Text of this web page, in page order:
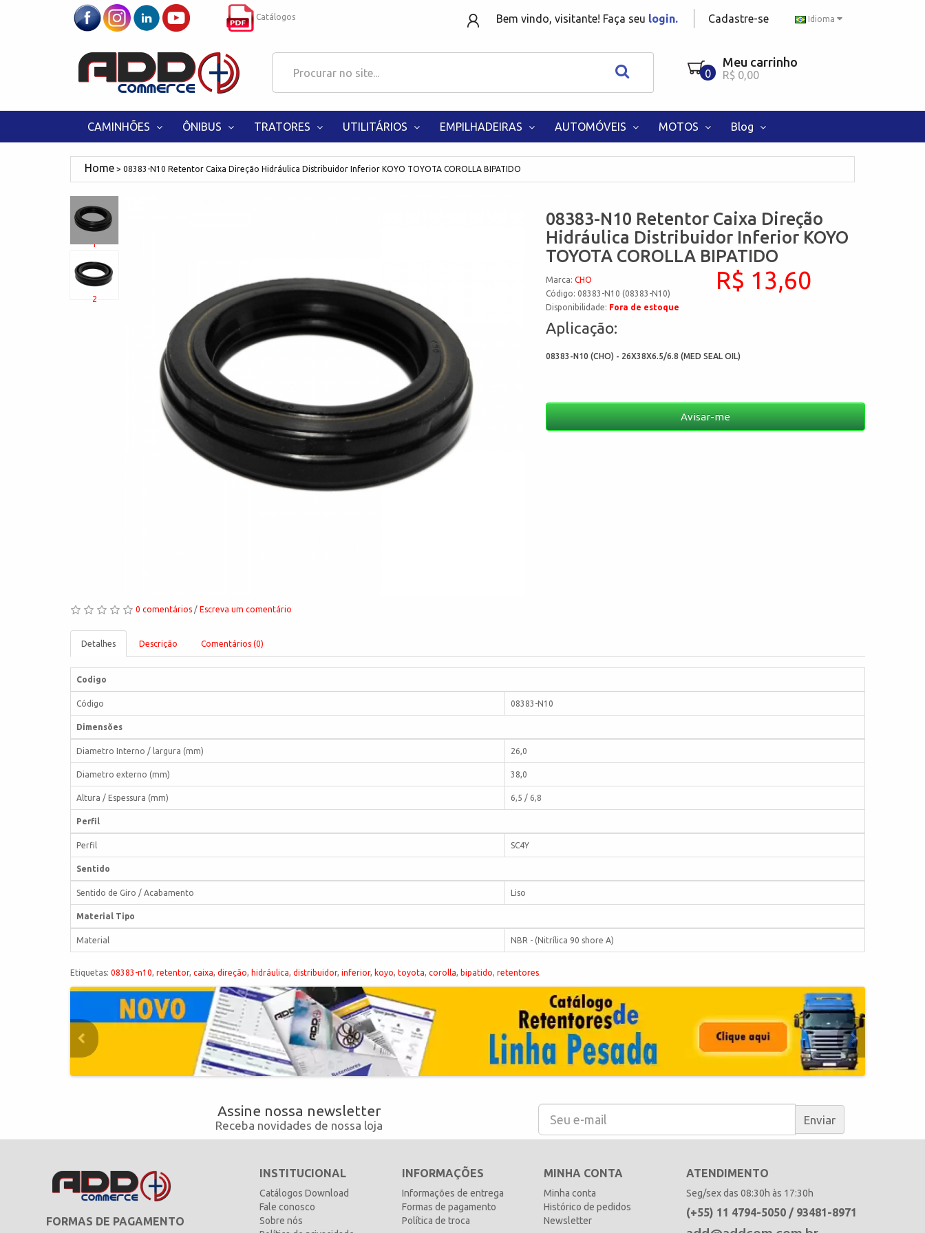
Idioma
Catálogos Bem vindo, visitante! Faça seu login. Cadastre-se
0
Meu carrinho
R$ 0,00
CAMINHÕES ÔNIBUS TRATORES UTILITÁRIOS EMPILHADEIRAS AUTOMÓVEIS MOTOS Blog
08383-N10 Retentor Caixa Direção Hidráulica Distribuidor Inferior KOYO TOYOTA COROLLA BIPATIDO
1
2
0 comentários / Escreva um comentário
08383-N10 Retentor Caixa Direção
Hidráulica Distribuidor Inferior KOYO
TOYOTA COROLLA BIPATIDO
Marca:CHO
Código: 08383-N10 (08383-N10)
Disponibilidade: Fora de estoque
R$ 13,60
Aplicação:
08383-N10 (CHO) - 26X38X6.5/6.8 (MED SEAL OIL)
Avisar-me
Detalhes Descrição Comentários (0)
Codigo
Código 08383-N10
Dimensões
Diametro Interno / largura (mm) 26,0
Diametro externo (mm) 38,0
Altura / Espessura (mm) 6,5 / 6,8
Perfil
Perfil SC4Y
Sentido
Sentido de Giro / Acabamento Liso
Material Tipo
Material NBR - (Nitrílica 90 shore A)
Etiquetas: 08383-n10, retentor, caixa, direção, hidráulica, distribuidor, inferior, koyo, toyota, corolla, bipatido, retentores
Assine nossa newsletter
Receba novidades de nossa loja Enviar
FORMAS DE PAGAMENTO
INSTITUCIONAL
Catálogos Download
Fale conosco
Sobre nós
INFORMAÇÕES
Informações de entrega
Formas de pagamento
Política de troca
MINHA CONTA
Minha conta
Histórico de pedidos
Newsletter
ATENDIMENTO
Seg/sex das 08:30h às 17:30h
(+55) 11 4794-5050 / 93481-8971